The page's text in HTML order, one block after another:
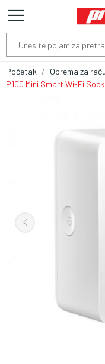
Početak Oprema za
P100 Mini Smart Wi-Fi